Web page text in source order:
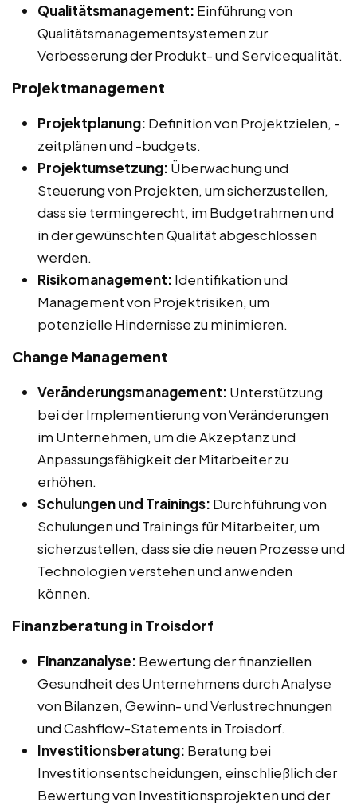
Qualitätsmanagement: Einführung von
Qualitätsmanagementsystemen zur
Verbesserung der Produkt- und Servicequalität.
Projektmanagement
Projektplanung: Definition von Projektzielen, -
zeitplänen und -budgets.
Projektumsetzung: Überwachung und
Steuerung von Projekten, um sicherzustellen,
dass sie termingerecht, im Budgetrahmen und
in der gewünschten Qualität abgeschlossen
werden.
Risikomanagement: Identifikation und
Management von Projektrisiken, um
potenzielle Hindernisse zu minimieren.
Change Management
Veränderungsmanagement: Unterstützung
bei der Implementierung von Veränderungen
im Unternehmen, um die Akzeptanz und
Anpassungsfähigkeit der Mitarbeiter zu
erhöhen.
Schulungen und Trainings: Durchführung von
Schulungen und Trainings für Mitarbeiter, um
sicherzustellen, dass sie die neuen Prozesse und
Technologien verstehen und anwenden
können.
Finanzberatung in Troisdorf
Finanzanalyse: Bewertung der finanziellen
Gesundheit des Unternehmens durch Analyse
von Bilanzen, Gewinn- und Verlustrechnungen
und Cashflow-Statements in Troisdorf.
Investitionsberatung: Beratung bei
Investitionsentscheidungen, einschließlich der
Bewertung von Investitionsprojekten und der